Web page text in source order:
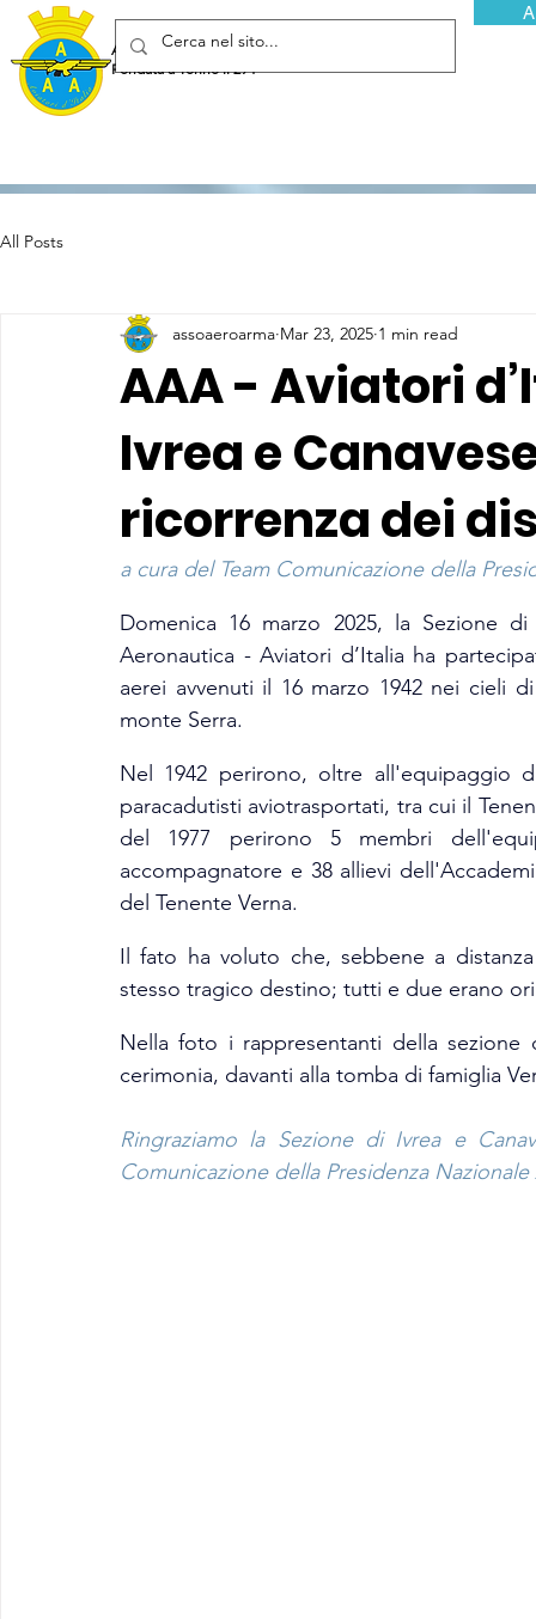
Associazione Arma Aeronautica - Aviatori d'Italia ETS
Fondata a Torino il 29 febbraio 1952
All Posts
AAA - Aviatori
Ivrea e
ricorrenza dei
assoaeroarma Mar 23, 2025 1 min read
a cura del Team Comunicazione della
Domenica 16 marzo 2025, la Sezione di
Aeronautica - Aviatori d’Italia ha
aerei avvenuti il 16 marzo 1942 nei cieli
monte Serra.
Nel 1942 perirono, oltre all'equipaggio
paracadutisti aviotrasportati, tra cui il
del 1977 perirono 5 membri
accompagnatore e 38 allievi
del Tenente Verna.
Il fato ha voluto che, sebbene a
stesso tragico destino; tutti e due erano
Nella foto i rappresentanti della sezione
cerimonia, davanti alla tomba di famiglia
Ringraziamo la Sezione di Ivrea e
Comunicazione della Presidenza